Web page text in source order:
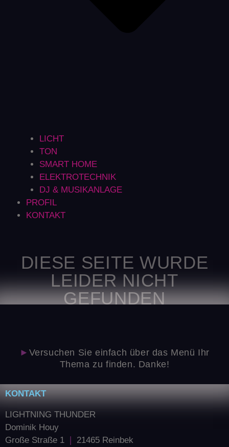
LICHT
TON
SMART HOME
ELEKTROTECHNIK
DJ & MUSIKANLAGE
PROFIL
KONTAKT
DIESE SEITE WURDE
LEIDER NICHT
GEFUNDEN
► Versuchen Sie einfach über das Menü Ihr
Thema zu finden. Danke!
KONTAKT
LIGHTNING THUNDER
Dominik Houy
Große Straße 1
21465 Reinbek